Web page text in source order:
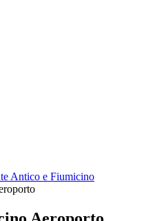
Antico e Fiumicino